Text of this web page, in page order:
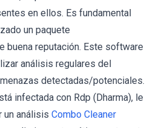
en ellos. Es fundamental
un paquete
buena reputación. Este software
análisis regulares del
detectadas/potenciales.
infectada con Rdp (Dharma), le
un análisis Combo Cleaner